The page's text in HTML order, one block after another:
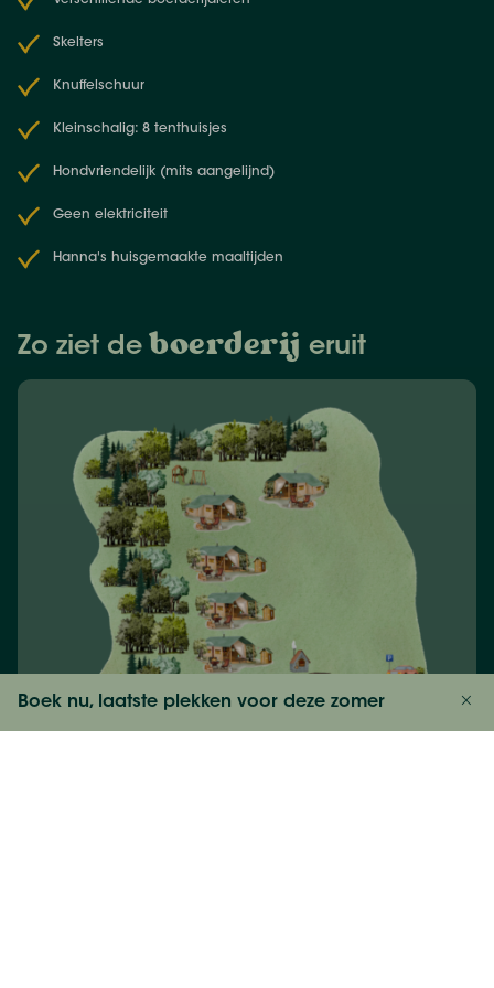
Boek nu, laatste plekken voor deze zomer
Skelters
Knuffelschuur
Kleinschalig: 8 tenthuisjes
Hondvriendelijk (mits aangelijnd)
Geen elektriciteit
Hanna's huisgemaakte maaltijden
Zo ziet de boerderij eruit